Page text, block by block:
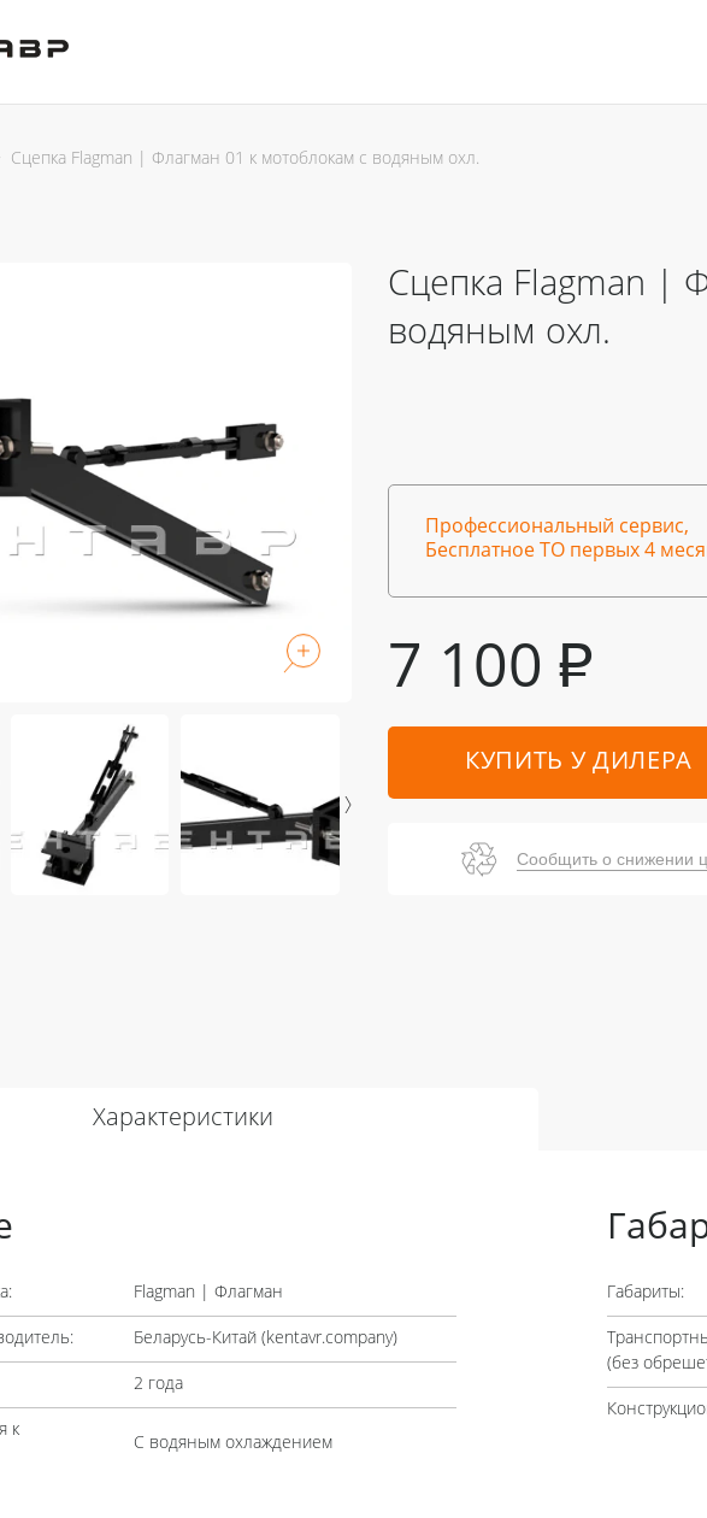
Сцепка Flagman | Флагман 01 к мотоблокам с водяным охл.
Сцепка Flagman |
водяным охл.
Профессиональный сервис,
Бесплатное ТО первых 4
7 100 ₽
КУПИТЬ У ДИЛЕРА
Сообщить о снижении
Характеристики
Flagman | Флагман
Беларусь-Китай ( kentavr.company)
2 года
к
С водяным охлаждением
Габариты:
(без